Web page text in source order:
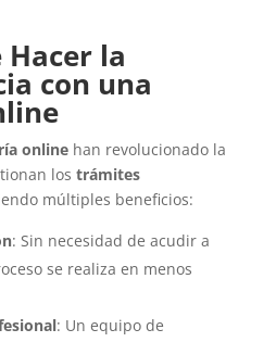
la
con una
onlinehan revolucionado la
los trámites
múltiples beneficios:
: Sin necesidad de acudir a
se realiza en menos
: Un equipo de